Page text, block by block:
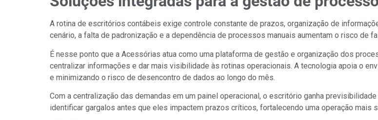
A rotina de escritórios contábeis exige controle constante de prazos, organização de
cenário, a falta de padronização e a dependência de processos manuais aumentam o risco de
É nesse ponto que a Acessórias atua como uma plataforma de gestão e organização dos
centralizar informações e dar mais visibilidade às rotinas operacionais. A tecnologia apoia o
e minimizando o risco de desencontro de dados ao longo do mês.
Com a centralização das demandas em um painel operacional, o escritório ganha
identificar gargalos antes que eles impactem prazos críticos, fortalecendo uma operação mais